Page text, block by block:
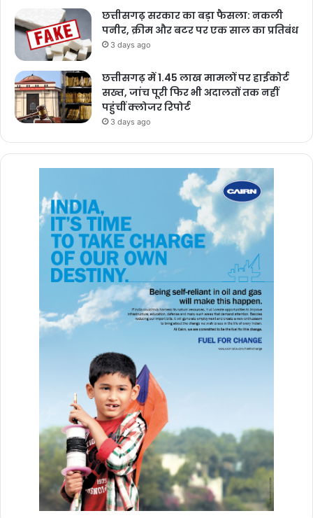
छत्तीसगढ़ सरकार का बड़ा फैसला: नकली
पनीर, क्रीम और बटर पर एक साल का प्रतिबंध
3 days ago
छत्तीसगढ़ में 1.45 लाख मामलों पर हाईकोर्ट
सख्त, जांच पूरी फिर भी अदालतों तक नहीं
पहुंचीं क्लोजर रिपोर्ट
3 days ago